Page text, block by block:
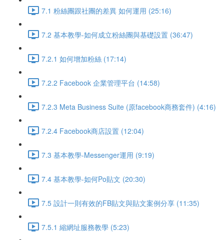
7.1 粉絲團跟社團的差異 如何運用 (25:16)
7.2 基本教學-如何成立粉絲團與基礎設置 (36:47)
7.2.1 如何增加粉絲 (17:14)
7.2.2 Facebook 企業管理平台 (14:58)
7.2.3 Meta Business Suite (原facebook商務套件) (4:16)
7.2.4 Facebook商店設置 (12:04)
7.3 基本教學-Messenger運用 (9:19)
7.4 基本教學-如何Po貼文 (20:30)
7.5 設計一則有效的FB貼文與貼文案例分享 (11:35)
7.5.1 縮網址服務教學 (5:23)